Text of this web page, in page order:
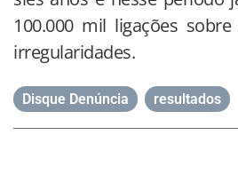
100.000 mil ligações
irregularidades.
Disque Denúncia resultados